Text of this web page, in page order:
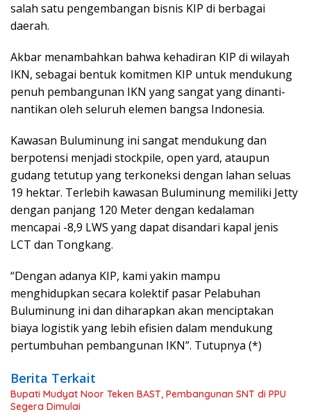
salah satu pengembangan bisnis KIP di berbagai
daerah.
Akbar menambahkan bahwa kehadiran KIP di wilayah
IKN, sebagai bentuk komitmen KIP untuk mendukung
penuh pembangunan IKN yang sangat yang dinanti-
nantikan oleh seluruh elemen bangsa Indonesia.
Kawasan Buluminung ini sangat mendukung dan
berpotensi menjadi stockpile, open yard, ataupun
gudang tetutup yang terkoneksi dengan lahan seluas
19 hektar. Terlebih kawasan Buluminung memiliki Jetty
dengan panjang 120 Meter dengan kedalaman
mencapai -8,9 LWS yang dapat disandari kapal jenis
LCT dan Tongkang.
“Dengan adanya KIP, kami yakin mampu
menghidupkan secara kolektif pasar Pelabuhan
Buluminung ini dan diharapkan akan menciptakan
biaya logistik yang lebih efisien dalam mendukung
pertumbuhan pembangunan IKN”. Tutupnya (*)
Berita Terkait
Bupati Mudyat Noor Teken BAST, Pembangunan SNT di PPU
Segera Dimulai